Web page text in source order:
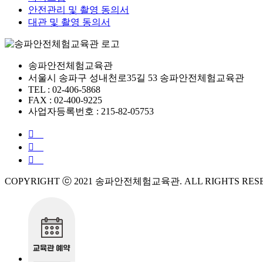
안전관리 및 촬영 동의서
대관 및 촬영 동의서
송파안전체험교육관
서울시 송파구 성내천로35길 53 송파안전체험교육관
TEL : 02-406-5868
FAX : 02-400-9225
사업자등록번호 : 215-82-05753
COPYRIGHT ⓒ 2021 송파안전체험교육관. ALL RIGHTS